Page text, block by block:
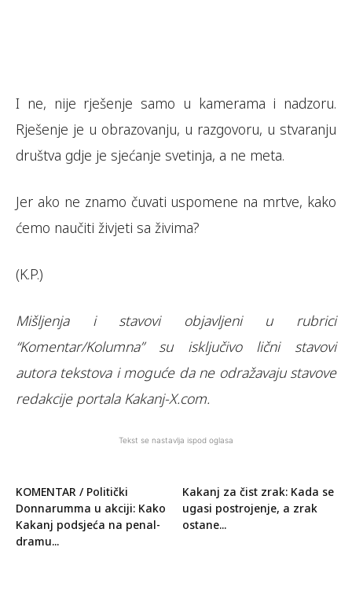
I ne, nije rješenje samo u kamerama i nadzoru.
Rješenje je u obrazovanju, u razgovoru, u stvaranju
društva gdje je sjećanje svetinja, a ne meta.
Jer ako ne znamo čuvati uspomene na mrtve, kako
ćemo naučiti živjeti sa živima?
(K.P.)
Mišljenja i stavovi objavljeni u rubrici
“Komentar/Kolumna” su isključivo lični stavovi
autora tekstova i moguće da ne odražavaju stavove
redakcije portala Kakanj-X.com.
Tekst se nastavlja ispod oglasa
KOMENTAR / Politički
Donnarumma u akciji: Kako
Kakanj podsjeća na penal-
dramu...
Kakanj za čist zrak: Kada se
ugasi postrojenje, a zrak
ostane...